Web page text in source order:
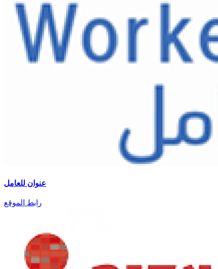
عنوان للعامل
رابط الموقع